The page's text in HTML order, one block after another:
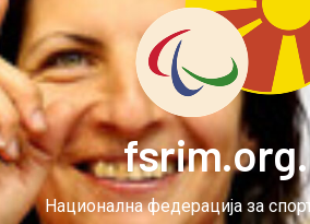
Национална федерација за